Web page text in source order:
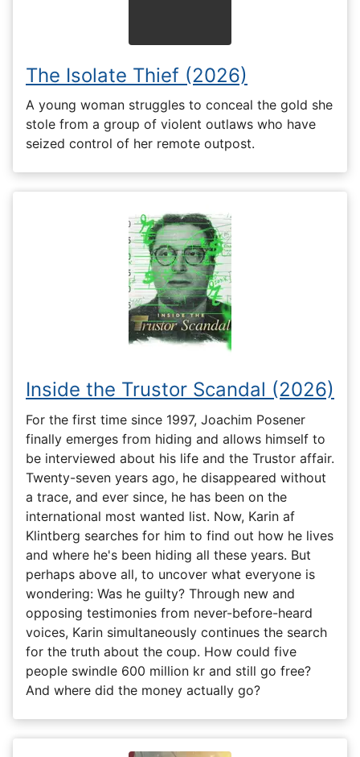
The Isolate Thief (2026)
A young woman struggles to conceal the gold she
stole from a group of violent outlaws who have
seized control of her remote outpost.
Inside the Trustor Scandal (2026)
For the first time since 1997, Joachim Posener
finally emerges from hiding and allows himself to
be interviewed about his life and the Trustor affair.
Twenty-seven years ago, he disappeared without
a trace, and ever since, he has been on the
international most wanted list. Now, Karin af
Klintberg searches for him to find out how he lives
and where he's been hiding all these years. But
perhaps above all, to uncover what everyone is
wondering: Was he guilty? Through new and
opposing testimonies from never-before-heard
voices, Karin simultaneously continues the search
for the truth about the coup. How could five
people swindle 600 million kr and still go free?
And where did the money actually go?